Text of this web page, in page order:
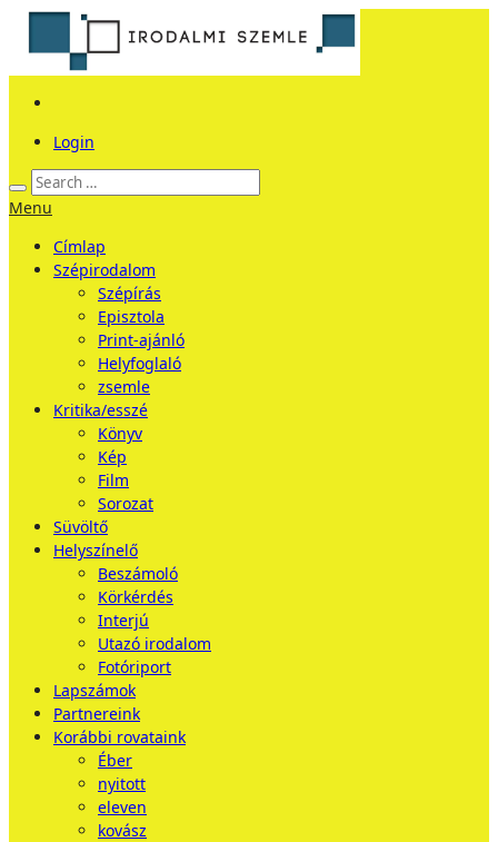
Login
Menu
Címlap
Szépirodalom
Szépírás
Episztola
Print-ajánló
Helyfoglaló
zsemle
Kritika/esszé
Könyv
Kép
Film
Sorozat
Süvöltő
Helyszínelő
Beszámoló
Körkérdés
Interjú
Utazó irodalom
Fotóriport
Lapszámok
Partnereink
Korábbi rovataink
Éber
nyitott
eleven
kovász